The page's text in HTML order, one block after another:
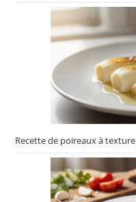
Recette de poireaux à